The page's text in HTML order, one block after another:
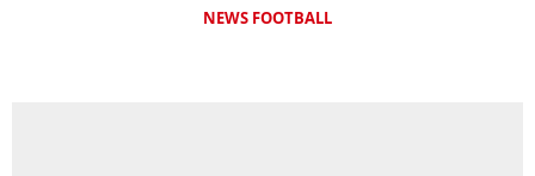
NEWS FOOTBALL